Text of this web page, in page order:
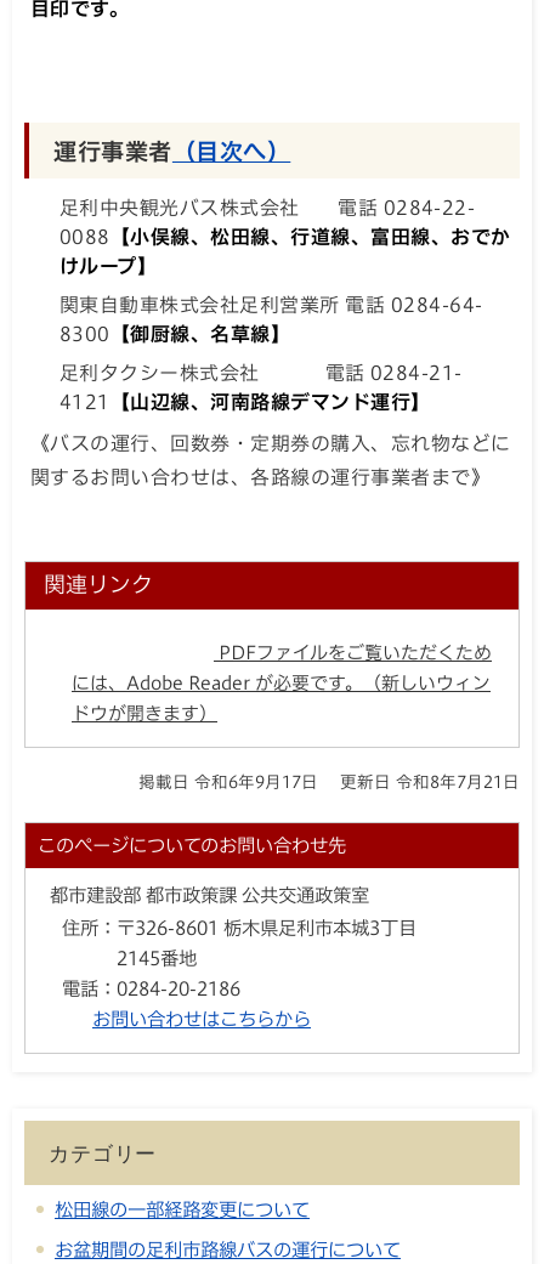
目印です。
運行事業者 （目次へ）
足利中央観光バス株式会社 電話 0284-22-
0088
【小俣線、松田線、行道線、富田線、おでか
けループ】
関東自動車株式会社足利営業所 電話 0284-64-
8300
【御厨線、名草線】
足利タクシー株式会社 電話 0284-21-
4121
【山辺線、河南路線デマンド運行】
《バスの運行、回数券・定期券の購入、忘れ物などに
関するお問い合わせは、各路線の運行事業者まで》
関連リンク
PDFファイルをご覧いただくため
には、Adobe Reader が必要です。（新しいウィン
ドウが開きます）
掲載日 令和6年9月17日 更新日 令和8年7月21日
このページについてのお問い合わせ先
都市建設部 都市政策課 公共交通政策室
住所： 〒326-8601 栃木県足利市本城3丁目
2145番地
電話： 0284-20-2186
お問い合わせはこちらから
カテゴリー
松田線の一部経路変更について
お盆期間の足利市路線バスの運行について